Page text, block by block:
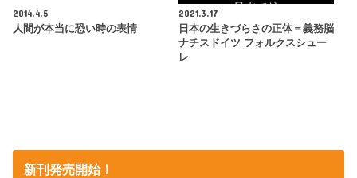
2014.4.5
人間が本当に恐い時の表情
2021.3.17
日本の生きづらさの正体＝義務脳
ナチスドイツ フォルクスシュー
レ
新刊発売開始！